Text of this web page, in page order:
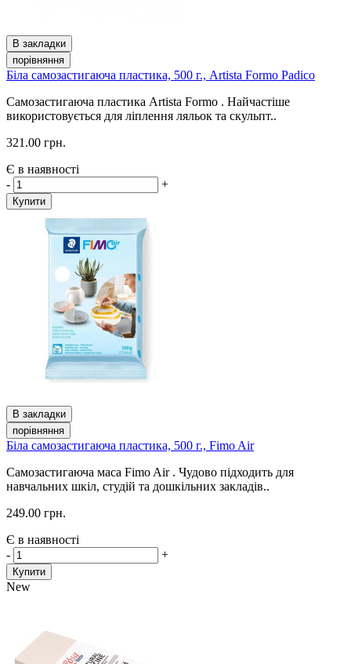
В закладки
порівняння
Біла самозастигаюча пластика, 500 г., Artista Formo Padico
Самозастигаюча пластика Artista Formo . Найчастіше
використовується для ліплення ляльок та скульпт..
321.00 грн.
Є в наявності
-
+
Купити
В закладки
порівняння
Біла самозастигаюча пластика, 500 г., Fimo Air
Самозастигаюча маса Fimo Air . Чудово підходить для
навчальних шкіл, студій та дошкільних закладів..
249.00 грн.
Є в наявності
-
+
Купити
New